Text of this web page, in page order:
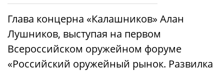
Глава концерна «Калашников» Алан
Лушников, выступая на первом
Всероссийском оружейном форуме
«Российский оружейный рынок. Развилка